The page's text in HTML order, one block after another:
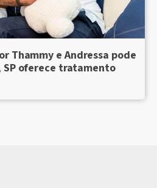
Thammy e Andressa pode
oferece tratamento